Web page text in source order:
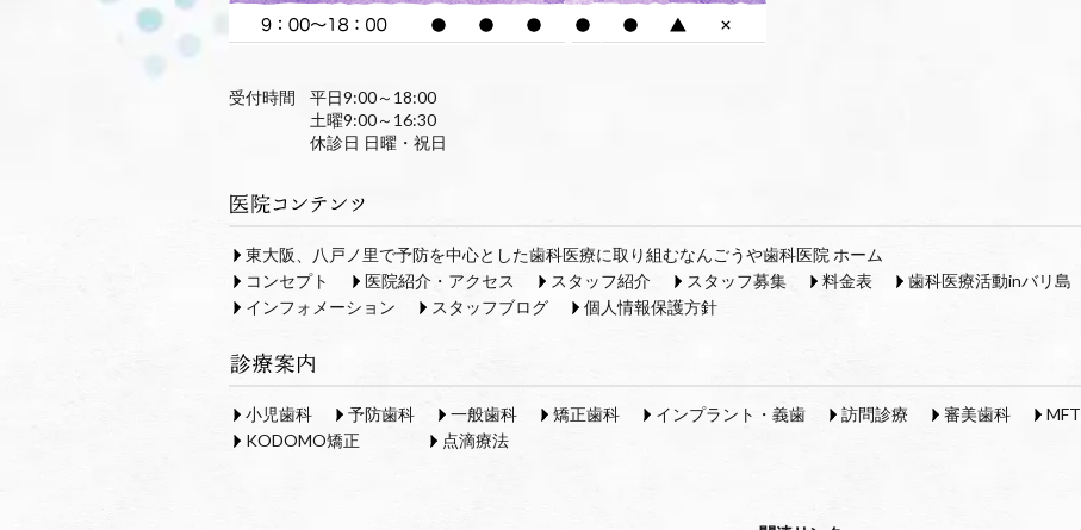
受付時間
平日9:00～18:00
土曜9:00～16:30
休診日 日曜・祝日
東大阪、八戸ノ里で予防を中心とした歯科医療に取り組むなんごうや歯科医院 ホーム
コンセプト
医院紹介・アクセス スタッフ紹介 スタッフ募集 料金表 歯科医療活動inバリ島
インフォメーション
スタッフブログ 個人情報保護方針
小児歯科 予防歯科 一般歯科 矯正歯科 インプラント・義歯 訪問診療 審美歯科
KODOMO矯正
点滴療法